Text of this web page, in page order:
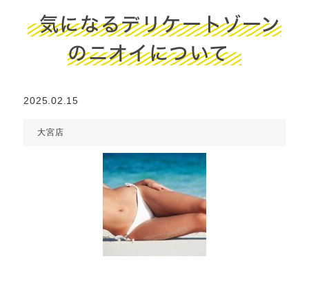
気になるデリケートゾーン
のニオイについて
2025.02.15
大宮店